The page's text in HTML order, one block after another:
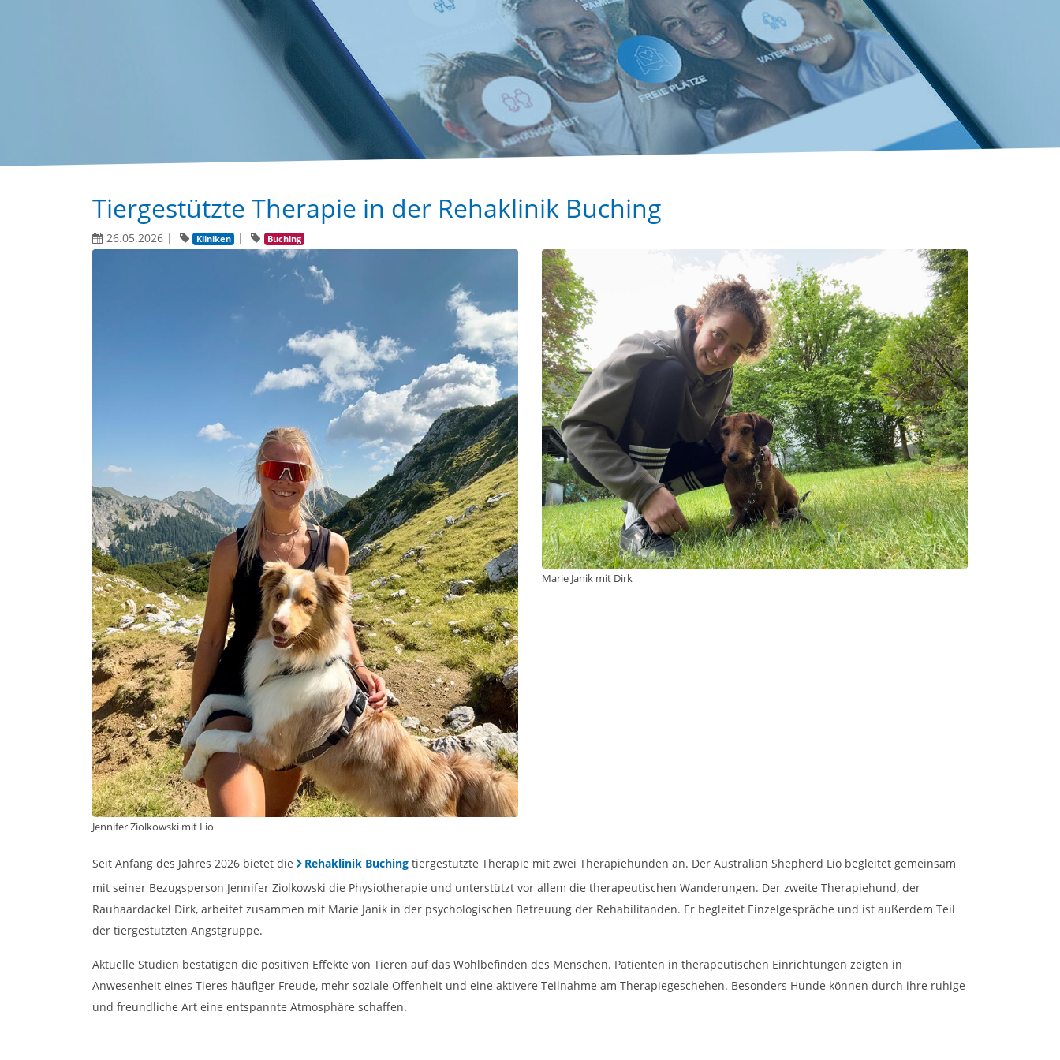
Tiergestützte Therapie in der Rehaklinik Buching
26.05.2026 | Kliniken | Buching
Jennifer Ziolkowski mit Lio
Marie Janik mit Dirk
Seit Anfang des Jahres 2026 bietet die Rehaklinik Buching tiergestützte Therapie mit zwei Therapiehunden an. Der Australian Shepherd Lio begleitet gemeinsam
mit seiner Bezugsperson Jennifer Ziolkowski die Physiotherapie und unterstützt vor allem die therapeutischen Wanderungen. Der zweite Therapiehund, der
Rauhaardackel Dirk, arbeitet zusammen mit Marie Janik in der psychologischen Betreuung der Rehabilitanden. Er begleitet Einzelgespräche und ist außerdem Teil
der tiergestützten Angstgruppe.
Aktuelle Studien bestätigen die positiven Effekte von Tieren auf das Wohlbefinden des Menschen. Patienten in therapeutischen Einrichtungen zeigten in
Anwesenheit eines Tieres häufiger Freude, mehr soziale Offenheit und eine aktivere Teilnahme am Therapiegeschehen. Besonders Hunde können durch ihre ruhige
und freundliche Art eine entspannte Atmosphäre schaffen.